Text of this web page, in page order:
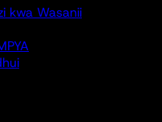
kwa Wasanii